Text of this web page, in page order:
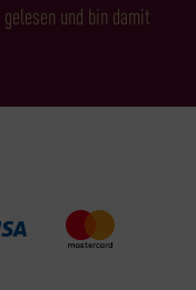
gelesen und bin damit